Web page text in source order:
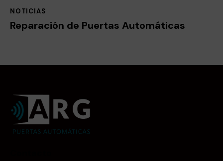
NOTICIAS
Reparación de Puertas Automáticas